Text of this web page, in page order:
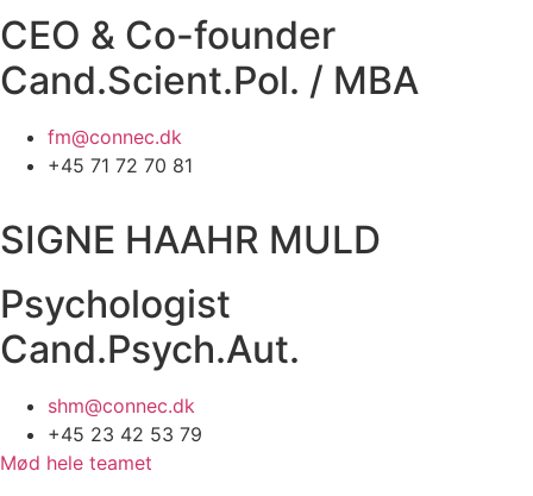
CEO & Co-founder
Cand.Scient.Pol. / MBA
fm@connec.dk
+45 71 72 70 81
SIGNE HAAHR MULD
Psychologist
Cand.Psych.Aut.
shm@connec.dk
+45 23 42 53 79
Mød hele teamet